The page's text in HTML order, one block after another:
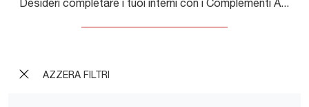
AZZERA FILTRI